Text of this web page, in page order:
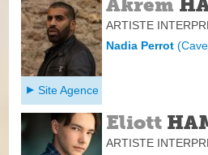
Akrem
ARTISTE
Nadia Perrot(
Site Agence
Eliott
ARTISTE